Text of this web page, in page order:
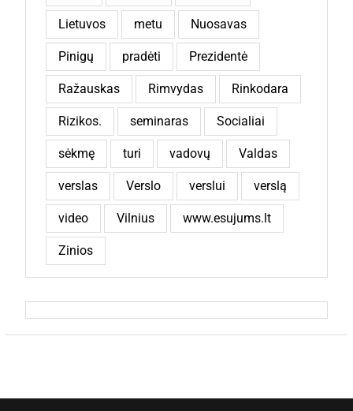
Lietuvos metu Nuosavas
Pinigų pradėti Prezidentė
Ražauskas Rimvydas Rinkodara
Rizikos. seminaras Socialiai
sėkmę turi vadovų Valdas
verslas Verslo verslui verslą
video Vilnius www.esujums.lt
Zinios